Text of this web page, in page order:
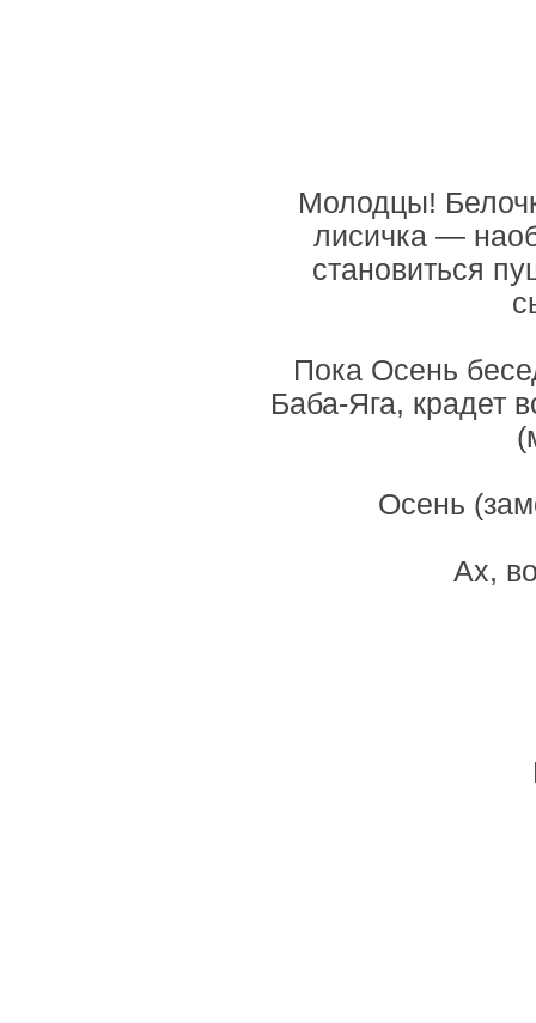
Молодцы!
лисичка —
становиться
Пока Осень
Баба-Яга, крадет
Осень
Ах,